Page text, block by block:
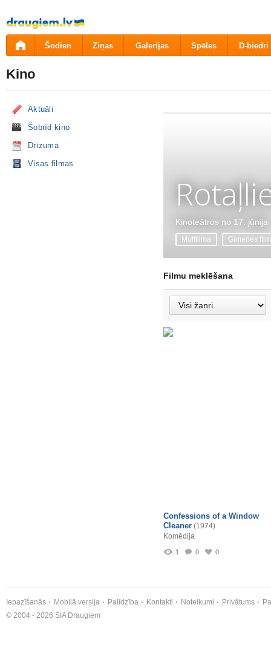
Pāriet
uz
saturu
Šodien Ziņas Galerijas Spēles D-biedri
Kino
Aktuāli
Šobrīd kino
Drīzumā
Visas filmas
Kinoteātros no 17. jūnija
Multfilma Ģimenes
Filmu meklēšana
Confessions of a Window
Cleaner (1974)
Komēdija
1 0 0
Iepazīšanās Mobilā versija Palīdzība Kontakti Noteikumi Privātums
© 2004 - 2026 SIA Draugiem